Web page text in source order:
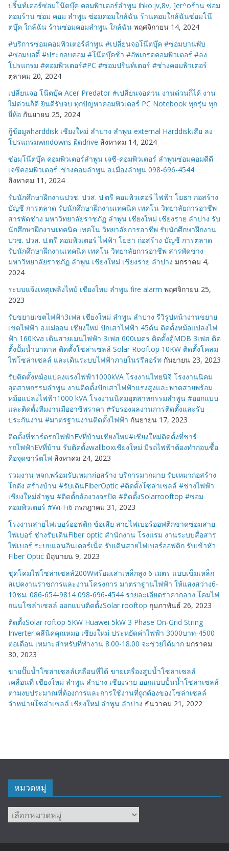
ปริ้นท์เตอร์ซ่อมโน๊ตบุ๊ค คอมพิวเตอร์ลำพูน ihko:jv,8v, ]er^oร้าน ซ่อม
คอมร้าน ซ่อม คอม ลำพูน ซ่อมคอมใกล้ฉัน ร้านคอมใกล้ฉันซ่อมโน๊
ตบุ๊ค ใกล้ฉัน ร้านซ่อมคอมลำพูน ใกล้ฉัน พฤศจิกายน 14, 2024
#บริการซ่อมคอมพิวเตอร์ลำพูน #เปลี่ยนจอโน๊ตบุ๊ค #ซ่อมบานพับ
#ซ่อมบอดี้ #ประกอบคอม #โน๊ตบุ๊คช้า #อัพเกรดคอมพิวเตอร์ #ลง
โปรแกรม #คอมพิวเตอร์#PC #ซ่อมปรินท์เตอร์ #ช่างคอมพิวเตอร์
ตุลาคม 20, 2024
เปลี่ยนจอ โน๊ตบุ๊ค Acer Predator #เปลี่ยนจอด่วน งานด่วนก็ได้ งาน
ไม่ด่วนก็ดี ยินดีรับจบ ทุกปัญหาคอมพิวเตอร์ PC Notebook ทุกรุ่น ทุก
ยี่ห้อ กันยายน 25, 2024
กู้ข้อมูลharddisk เชียงใหม่ ลำปาง ลำพูน external Harddiskเสีย ลง
โปรแกรมwindowns ผิดdrive สิงหาคม 14, 2024
ซ่อมโน๊ตบุ๊ค คอมพิวเตอร์ลำพูน เจซี-คอมพิวเตอร์ ลำพูนซ่อมคอมดีดี
เจซีคอมพิวเตอร์ :ช่างคอมลำพูน อ.เมืองลำพูน 098-696-4544
สิงหาคม 11, 2024
รับนักศึกษาฝึกงานปวช. ปวส. ป.ตรี คอมพิวเตอร์ ไฟฟ้า โยธา ก่อสร้าง
บัญชี การตลาด รับนักศึกษาฝึกงานเทคนิค เทคโน วิทยาลัยการอาชีพ
สารพัดช่าง มหาวิทยาลัยราชภัฏ ลำพูน เชียงใหม่ เชียงราย ลำปาง รับ
นักศึกษาฝึกงานเทคนิค เทคโน วิทยาลัยการอาชีพ รับนักศึกษาฝึกงาน
ปวช. ปวส. ป.ตรี คอมพิวเตอร์ ไฟฟ้า โยธา ก่อสร้าง บัญชี การตลาด
รับนักศึกษาฝึกงานเทคนิค เทคโน วิทยาลัยการอาชีพ สารพัดช่าง
มหาวิทยาลัยราชภัฏ ลำพูน เชียงใหม่ เชียงราย ลำปาง มกราคม 4,
2024
ระบบแจ้งเหตุเพลิงไหม้ เชียงใหม่ ลำพูน fire alarm พฤศจิกายน 25,
2023
รับขยายเขตไฟฟ้า3เฟส เชียงใหม่ ลำพูน ลำปาง รีวิรูปหน้างานขยาย
เขตไฟฟ้า อ.แม่ออน เชียงใหม่ ปักเสาไฟฟ้า 45ต้น ติดตั้งหม้อแปลงไฟ
ฟ้า 160Kva เดินสายเมนไฟฟ้า 3เฟส 600เมตร ติดตั้งตู้MDB 3เฟส ติด
ตั้งปั้มน้ำบาดาล ติดตั้งโซล่าเซลล์ Solar Rooftop 10KW ติดตั้งโคลม
ไฟโซล่าเซลล์ และเดินระบบไฟฟ้าภายในรรีสอร์ท กันยายน 23, 2023
รับติดตั้งหม้อแปลงแรงไฟฟ้า1000kVA โรงงานไทยนิจิ โรงงานนิคม
อุตสาหกรรมลำพูน งานติดตั้งปักเสาไฟฟ้าแรงสูงและพาดสายพร้อม
หม้อแปลงไฟฟ้า1000 kVA โรงงานนิคมอุตสาหกรรมลำพูน #ออกแบบ
และติดตั้งทีมงานมืออาชีพราคา #รับรองผลงานการติดตั้งและรับ
ประกันงาน #มาตรฐานงานติดตั้งไฟฟ้า กันยายน 17, 2023
ติดตั้งที่ชาร์ตรถไฟฟ้าEVที่บ้านเชียงใหม่#เชียงใหม่ติดตั้งที่ชาร์
รถไฟฟ้าEVที่บ้าน รับติดตั้งwallboxเชียงใหม่ มีรถไฟฟ้าต้องทำก่อนซื้อ
คือจุดชาร์ตไฟ สิงหาคม 24, 2023
รวมงาน หจก.พร้อมรับเหมาก่อสร้าง บริการมากมาย รับเหมาก่อสร้าง
โกดัง สร้างบ้าน #รับเดินFiberOptic #ติดตั้งโซล่าเซลล์ #ช่างไฟฟ้า
เชียงใหม่ลำพูน #ติดตั้กล้องวงจรปิด #ติดตั้งSolarrooftop #ซ่อม
คอมพิวเตอร์ #Wi-Fi6 กรกฎาคม 31, 2023
โรงงานสายไฟเบอร์ออฟติก ข้อเสีย สายไฟเบอร์ออฟติกขาดซ่อมสาย
ไฟเบอร์ ช่างรับเดินFiber optic สำนักงาน โรงแรม งานระบบสื่อสาร
ไฟเบอร์ ระบบแลนอินเตอร์เน็ต รับเดินสายไฟเบอร์ออฟติก รับเข้าหัว
Fiber Optic มิถุนายน 9, 2023
ชุดโคมไฟโซล่าเซลล์200Wพร้อมเสาเหล็กสูง 6 เมตร แบบเข็มเหล็ก
สเปคงานราชการและงานโครงการ มาตราฐานไฟฟ้า ให้แสงสว่าง6-
10ชม. 086-654-9814 098-696-4544 รายละเอียดราคากลาง โคมไฟ
ถนนโซล่าเซลล์ ออกแบบติดตั้งSolar rooftop กุมภาพันธ์ 26, 2023
ติดตั้งSolar roftop 5KW Huawei 5kW 3 Phase On-Grid String
Inverter คลีนิคคุณหมอ เชียงใหม่ ประหยัดค่าไฟฟ้า 3000บาท-4500
ต่อเดือน เหมาะสำหรับที่ทำงาน 8.00-18.00 จะช่วยได้มาก มกราคม
30, 2023
ขายปั๊มน้ำโซล่าเซลล์เคลื่อนที่ได้ ขายเครื่องสูบน้ำโซล่าเซลล์
เคลื่อนที่ เชียงใหม่ ลำพูน ลำปาง เชียงราย ออกแบบปั้นน้ำโซล่าเซลล์
ตามงบประมาณที่ต้องการและการใช้งานที่ถูกต้องของโซล่าเซลล์
จำหน่ายโซล่าเซลล์ เชียงใหม่ ลำพูน ลำปาง ธันวาคม 21, 2022
หมวดหมู่
หมวด
หมู่